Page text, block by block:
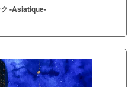
‐Asiatique‐